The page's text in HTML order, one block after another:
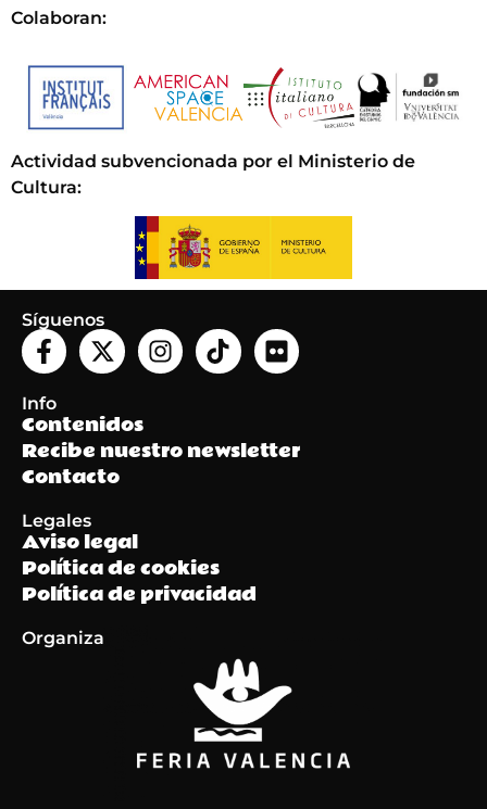
Colaboran:
Actividad subvencionada por el Ministerio de
Cultura:
Síguenos
Info
Contenidos
Recibe nuestro newsletter
Contacto
Legales
Aviso legal
Política de cookies
Política de privacidad
Organiza